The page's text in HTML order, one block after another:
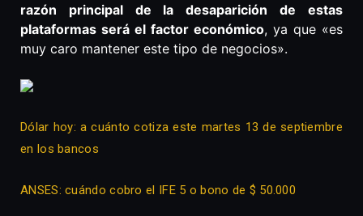
razón principal de la desaparición de estas
plataformas será el factor económico, ya que «es
muy caro mantener este tipo de negocios».
Dólar hoy: a cuánto cotiza este martes 13 de septiembre
en los bancos
ANSES: cuándo cobro el IFE 5 o bono de $ 50.000